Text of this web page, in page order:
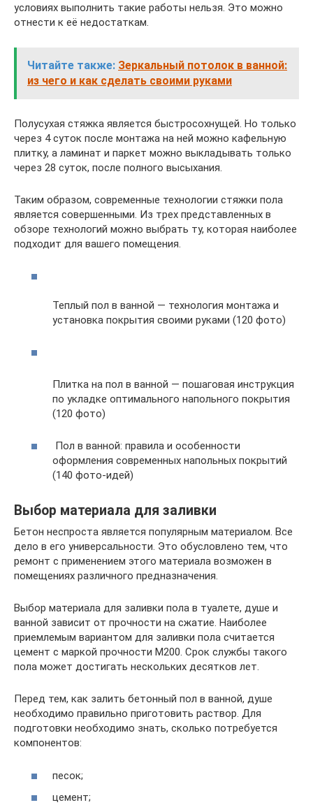
условиях выполнить такие работы нельзя. Это можно
отнести к её недостаткам.
Читайте также: Зеркальный потолок в ванной:
из чего и как сделать своими руками
Полусухая стяжка является быстросохнущей. Но только
через 4 суток после монтажа на ней можно кафельную
плитку, а ламинат и паркет можно выкладывать только
через 28 суток, после полного высыхания.
Таким образом, современные технологии стяжки пола
является совершенными. Из трех представленных в
обзоре технологий можно выбрать ту, которая наиболее
подходит для вашего помещения.
Теплый пол в ванной — технология монтажа и
установка покрытия своими руками (120 фото)
Плитка на пол в ванной — пошаговая инструкция
по укладке оптимального напольного покрытия
(120 фото)
Пол в ванной: правила и особенности
оформления современных напольных покрытий
(140 фото-идей)
Выбор материала для заливки
Бетон неспроста является популярным материалом. Все
дело в его универсальности. Это обусловлено тем, что
ремонт с применением этого материала возможен в
помещениях различного предназначения.
Выбор материала для заливки пола в туалете, душе и
ванной зависит от прочности на сжатие. Наиболее
приемлемым вариантом для заливки пола считается
цемент с маркой прочности М200. Срок службы такого
пола может достигать нескольких десятков лет.
Перед тем, как залить бетонный пол в ванной, душе
необходимо правильно приготовить раствор. Для
подготовки необходимо знать, сколько потребуется
компонентов:
песок;
цемент;